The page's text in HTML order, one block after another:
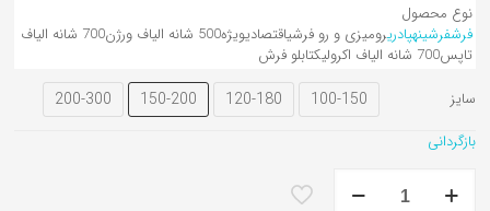
نوع محصول
فرشفرشینهپادریرومیزی و رو فرشیاقتصادیویژه500 شانه الیاف ورژن
700 شانه الیاف
تاپس700 شانه الیاف اکرولیک
تابلو فرش
سایز
100-150
120-180
150-200
200-300
بازگردانی
اتاق تابلوفرش گل و گلدان